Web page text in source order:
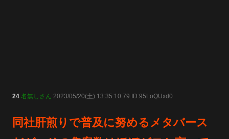
24 名無しさん 2023/05/20(土) 13:35:10.79 ID:95LoQUxd0
同社肝煎りで普及に努めるメタバース